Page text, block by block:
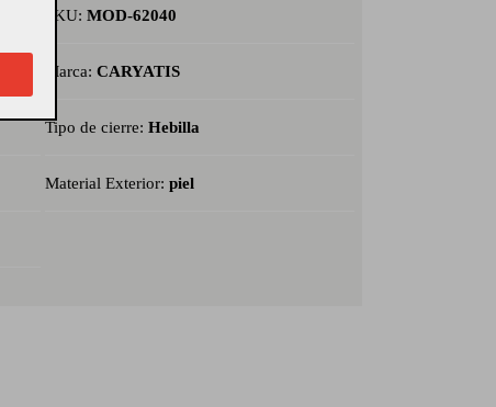
SKU: MOD-62040
Marca: CARYATIS
Tipo de cierre: Hebilla
Material Exterior: piel